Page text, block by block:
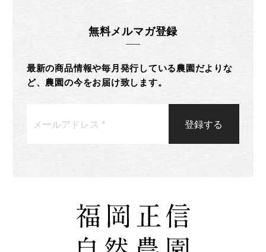
無料メルマガ登録
最新の商品情報や毎月発行している農園だよりな
ど、農園の今をお届け致します。